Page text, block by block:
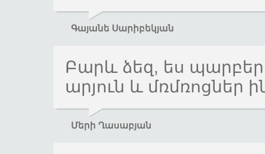
Գայանե Սարիբեկյան
Բարև ձեզ, ես
արյուն և մռմռոցներ
Մերի Ղասաբյան